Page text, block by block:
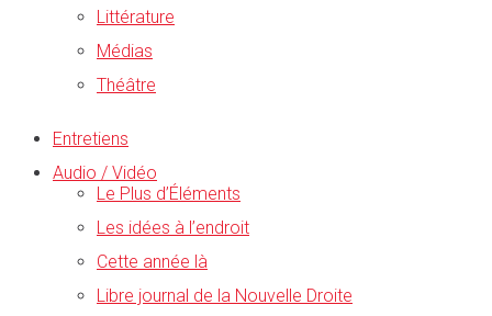
Littérature
Médias
Théâtre
Entretiens
Audio / Vidéo
Le Plus d’Éléments
Les idées à l’endroit
Cette année là
Libre journal de la Nouvelle Droite